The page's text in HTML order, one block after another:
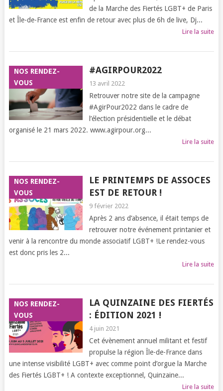
de la Marche des Fiertés LGBT+ de Paris
et Île-de-France est enfin de retour avec plus de 6h de live, Dj...
Lire la suite
NOS RENDEZ-
VOUS
#AGIRPOUR2022
13 avril 2022
Retrouver notre site de la campagne
#AgirPour2022 dans le cadre de
l’élection présidentielle et le débat
organisé le 21 mars 2022. www.agirpour.org...
Lire la suite
NOS RENDEZ-
VOUS
LE PRINTEMPS DE ASSOCES
EST DE RETOUR !
9 février 2022
Après 2 ans d’absence, il était temps de
retrouver notre événement printanier et
venir à la rencontre du monde associatif LGBT+ !Le rendez-vous
est donc pris les 2...
Lire la suite
NOS RENDEZ-
VOUS
LA QUINZAINE DES FIERTÉS
: ÉDITION 2021 !
4 juin 2021
Cet évènement annuel militant et festif
propulse la région Île-de-France dans
une intense visibilité LGBT+ avec comme point d’orgue la Marche
des Fiertés LGBT+ ! A contexte exceptionnel, Quinzaine...
Lire la suite